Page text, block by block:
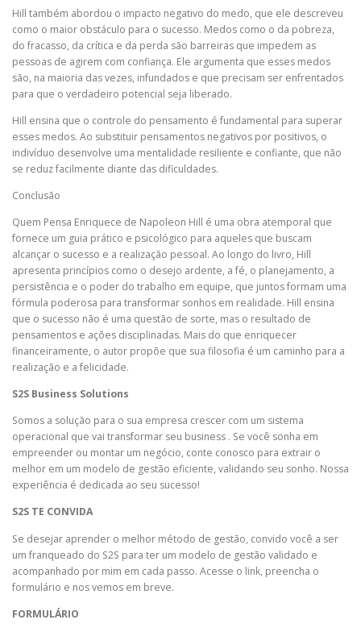
Hill também abordou o impacto negativo do medo, que ele descreveu
como o maior obstáculo para o sucesso. Medos como o da pobreza,
do fracasso, da crítica e da perda são barreiras que impedem as
pessoas de agirem com confiança. Ele argumenta que esses medos
são, na maioria das vezes, infundados e que precisam ser enfrentados
para que o verdadeiro potencial seja liberado.
Hill ensina que o controle do pensamento é fundamental para superar
esses medos. Ao substituir pensamentos negativos por positivos, o
indivíduo desenvolve uma mentalidade resiliente e confiante, que não
se reduz facilmente diante das dificuldades.
Conclusão
Quem Pensa Enriquece de Napoleon Hill é uma obra atemporal que
fornece um guia prático e psicológico para aqueles que buscam
alcançar o sucesso e a realização pessoal. Ao longo do livro, Hill
apresenta princípios como o desejo ardente, a fé, o planejamento, a
persistência e o poder do trabalho em equipe, que juntos formam uma
fórmula poderosa para transformar sonhos em realidade. Hill ensina
que o sucesso não é uma questão de sorte, mas o resultado de
pensamentos e ações disciplinadas. Mais do que enriquecer
financeiramente, o autor propõe que sua filosofia é um caminho para a
realização e a felicidade.
S2S Business Solutions
Somos a solução para o sua empresa crescer com um sistema
operacional que vai transformar seu business . Se você sonha em
empreender ou montar um negócio, conte conosco para extrair o
melhor em um modelo de gestão eficiente, validando seu sonho. Nossa
experiência é dedicada ao seu sucesso!
S2S TE CONVIDA
Se desejar aprender o melhor método de gestão, convido você a ser
um franqueado do S2S para ter um modelo de gestão validado e
acompanhado por mim em cada passo. Acesse o link, preencha o
formulário e nos vemos em breve.
FORMULÁRIO